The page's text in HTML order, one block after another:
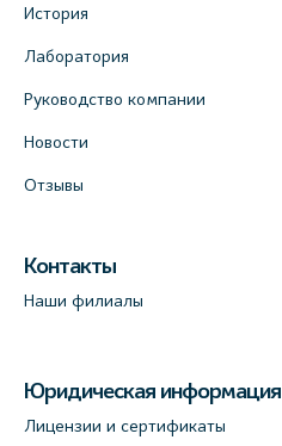
История
Лаборатория
Руководство компании
Новости
Отзывы
Контакты
Наши филиалы
Юридическая информация
Лицензии и сертификаты